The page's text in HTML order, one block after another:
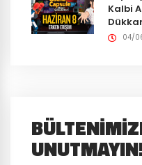
Kalbi
04/